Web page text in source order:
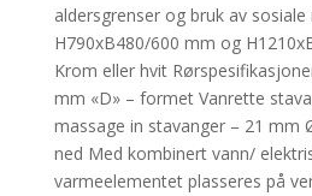
aldersgrenser og bruk av sosiale
H790xB480/600 mm og
Krom eller hvit
mm «D» – formet Vanrette
massage in stavanger – 21 mm
ned Med kombinert vann/
varmeelementet plasseres på